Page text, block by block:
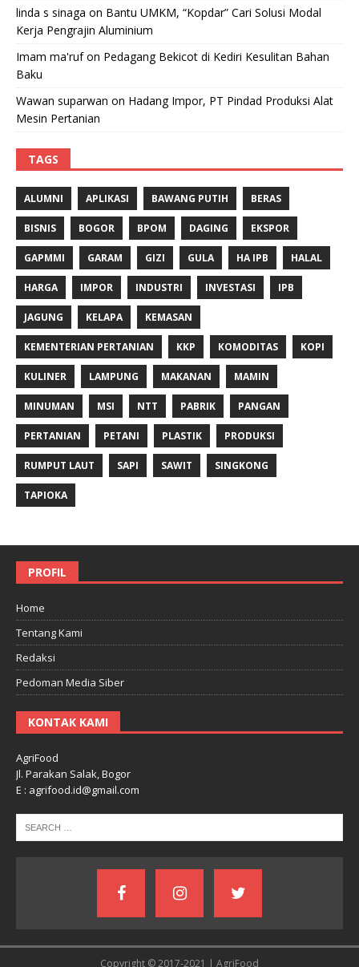
linda s sinaga on Bantu UMKM, “Kopdar” Cari Solusi Modal
Kerja Pengrajin Aluminium
Imam ma'rufon Pedagang Bekicot di Kediri Kesulitan Bahan
Baku
Wawan suparwan on Hadang Impor, PT Pindad Produksi Alat
Mesin Pertanian
TAGS
ALUMNI APLIKASI BAWANG PUTIH BERAS
BISNIS BOGOR BPOM DAGING EKSPOR
GAPMMI GARAM GIZI GULA HA IPB HALAL
HARGA IMPOR INDUSTRI INVESTASI IPB
JAGUNG KELAPA KEMASAN
KEMENTERIAN PERTANIAN KKP KOMODITAS KOPI
KULINER LAMPUNG MAKANAN MAMIN
MINUMAN MSI NTT PABRIK PANGAN
PERTANIAN PETANI PLASTIK PRODUKSI
RUMPUT LAUT SAPI SAWIT SINGKONG
TAPIOKA
PROFIL
Home
Tentang Kami
Redaksi
Pedoman Media Siber
KONTAK KAMI
AgriFood
Jl. Parakan Salak, Bogor
E : agrifood.id@gmail.com
Copyright © 2017-2021 | AgriFood